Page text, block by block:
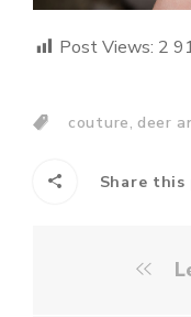
Post Views: 2
couture, deer
Share this